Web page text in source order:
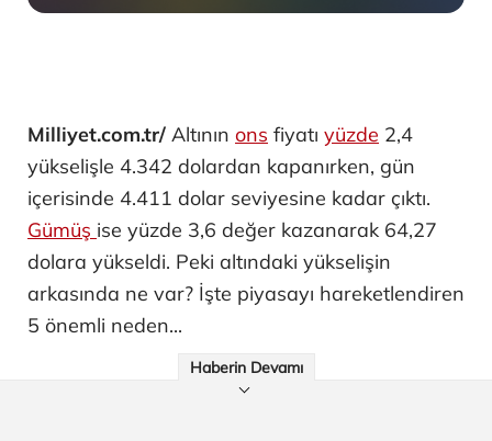
Milliyet.com.tr/ Altının ons fiyatı yüzde 2,4
yükselişle 4.342 dolardan kapanırken, gün
içerisinde 4.411 dolar seviyesine kadar çıktı.
Gümüş ise yüzde 3,6 değer kazanarak 64,27
dolara yükseldi. Peki altındaki yükselişin
arkasında ne var? İşte piyasayı hareketlendiren
5 önemli neden...
Haberin Devamı